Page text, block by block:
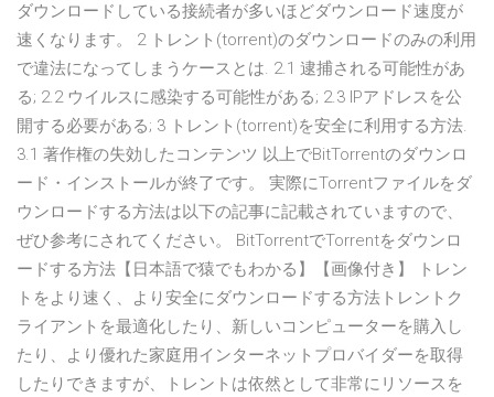
ダウンロードしている接続者が多いほどダウンロード速度が
速くなります。 2 トレント(torrent)のダウンロードのみの利用
で違法になってしまうケースとは. 2.1 逮捕される可能性があ
る; 2.2 ウイルスに感染する可能性がある; 2.3 IPアドレスを公
開する必要がある; 3 トレント(torrent)を安全に利用する方法.
3.1 著作権の失効したコンテンツ 以上でBitTorrentのダウンロ
ード・インストールが終了です。 実際にTorrentファイルをダ
ウンロードする方法は以下の記事に記載されていますので、
ぜひ参考にされてください。 BitTorrentでTorrentをダウンロ
ードする方法【日本語で猿でもわかる】【画像付き】 トレン
トをより速く、より安全にダウンロードする方法トレントク
ライアントを最適化したり、新しいコンピューターを購入し
たり、より優れた家庭用インターネットプロバイダーを取得
したりできますが、トレントは依然として非常にリソースを